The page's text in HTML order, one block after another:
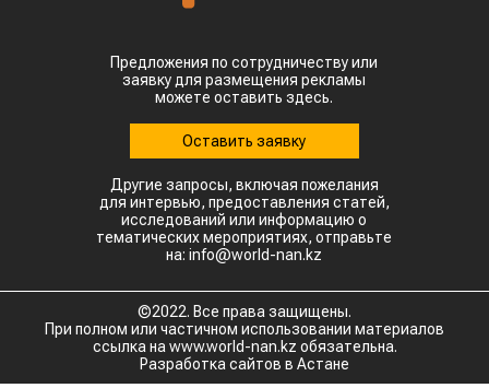
Предложения по сотрудничеству или
заявку для размещения рекламы
можете оставить здесь.
Оставить заявку
Другие запросы, включая пожелания
для интервью, предоставления статей,
исследований или информацию о
тематических мероприятиях, отправьте
на: info@world-nan.kz
©2022. Все права защищены.
При полном или частичном использовании материалов
ссылка на www.world-nan.kz обязательна.
Разработка сайтов в Астане